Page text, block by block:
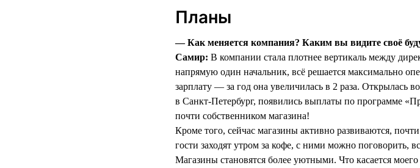
Планы
— Как меняется компания? Каким вы видите своё
Самир: В компании стала плотнее вертикаль между
напрямую один начальник, всё решается максимально
зарплату — за год она увеличилась в 2 раза. Открылась
в Санкт-Петербург, появились выплаты по программе
почти собственником магазина!
Кроме того, сейчас магазины активно развиваются,
гости заходят утром за кофе, с ними можно поговорить,
Магазины становятся более уютными. Что касается